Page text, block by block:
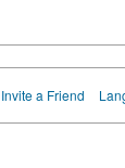
Invite a Friend